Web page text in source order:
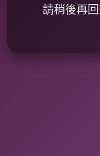
請稍後再